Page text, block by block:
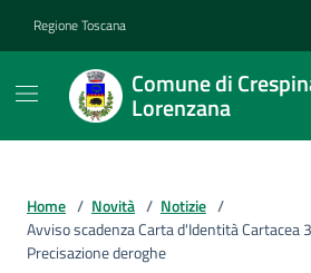
Regione Toscana
Comune di
Lorenzana
Home / Novità / Notizie /
Avviso scadenza Carta d'Identità Cartacea
Precisazione deroghe